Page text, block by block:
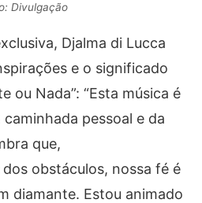
Divulgação
Djalma di Lucca
e o significado
ou Nada”: “Esta música é
pessoal e da
que,
obstáculos, nossa fé é
diamante. Estou animado